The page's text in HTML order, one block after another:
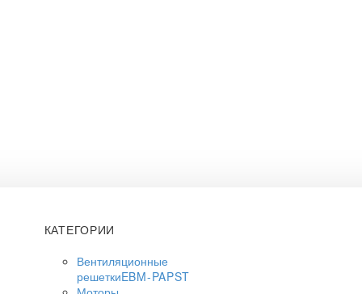
КАТЕГОРИИ
Вентиляционные
решеткиEBM-PAPST